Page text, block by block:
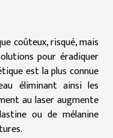
coûteux, risqué, mais
pour éradiquer
est la plus connue
éliminant ainsi les
au laser augmente
ou de mélanine